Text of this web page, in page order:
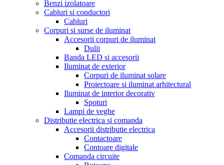
Benzi izolatoare
Cabluri si conductori
Cabluri
Corpuri si surse de iluminat
Accesorii corpuri de iluminat
Dulii
Banda LED si accesorii
Iluminat de exterior
Corpuri de iluminat solare
Proiectoare si iluminat arhitectural
Iluminat de interior decorativ
Spoturi
Lampi de veghe
Distributie electrica si comanda
Accesorii distributie electrica
Contactoare
Contoare digitale
Comanda circuite